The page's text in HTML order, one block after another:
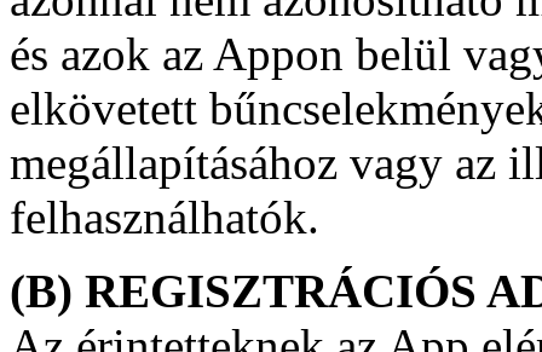
és azok az Appon belül
elkövetett
megállapításához vagy az
felhasználhatók.
(B) REGISZTRÁCIÓS